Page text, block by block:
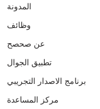
المدونة
وظائف
عن صحصح
تطبيق الجوال
برنامج الاصدار التجريبي
مركز المساعدة